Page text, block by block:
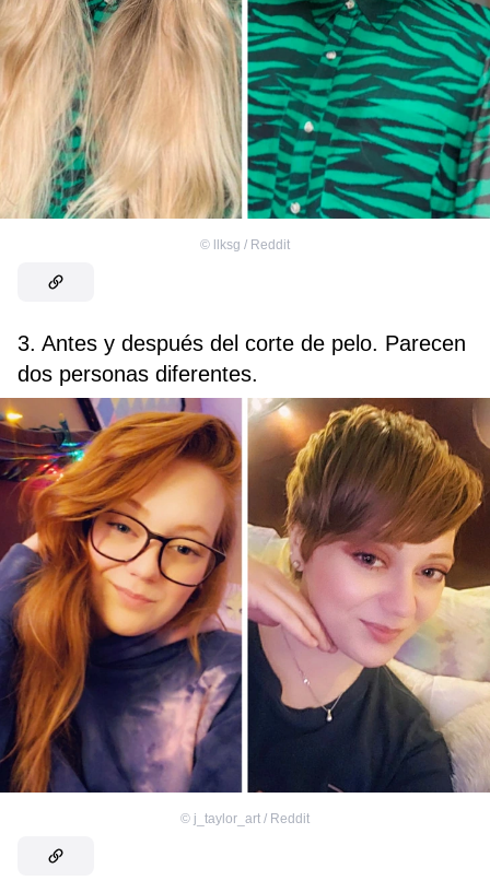
© llksg / Reddit
3. Antes y después del corte de pelo. Parecen
dos personas diferentes.
© j_taylor_art / Reddit